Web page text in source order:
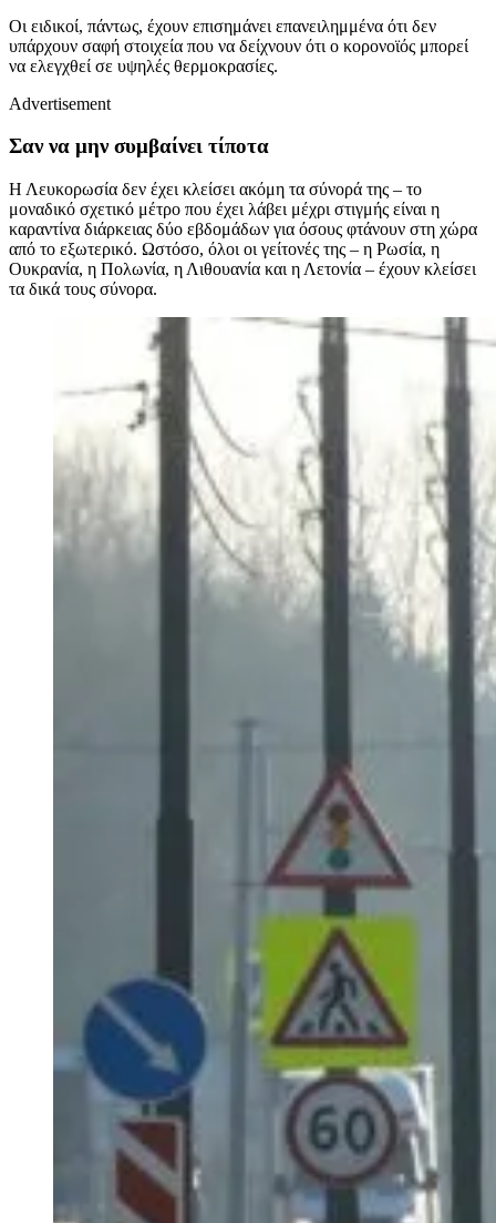
Οι ειδικοί, πάντως, έχουν επισημάνει επανειλημμένα ότι δεν
υπάρχουν σαφή στοιχεία που να δείχνουν ότι ο κορονοϊός μπορεί
να ελεγχθεί σε υψηλές θερμοκρασίες.
Advertisement
Σαν να μην συμβαίνει τίποτα
Η Λευκορωσία δεν έχει κλείσει ακόμη τα σύνορά της – το
μοναδικό σχετικό μέτρο που έχει λάβει μέχρι στιγμής είναι η
καραντίνα διάρκειας δύο εβδομάδων για όσους φτάνουν στη χώρα
από το εξωτερικό. Ωστόσο, όλοι οι γείτονές της – η Ρωσία, η
Ουκρανία, η Πολωνία, η Λιθουανία και η Λετονία – έχουν κλείσει
τα δικά τους σύνορα.